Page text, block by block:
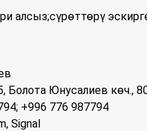
алсыз;сүрөттөрү
Болота Юнусалиев көч.,
+996 776 987794
Signal